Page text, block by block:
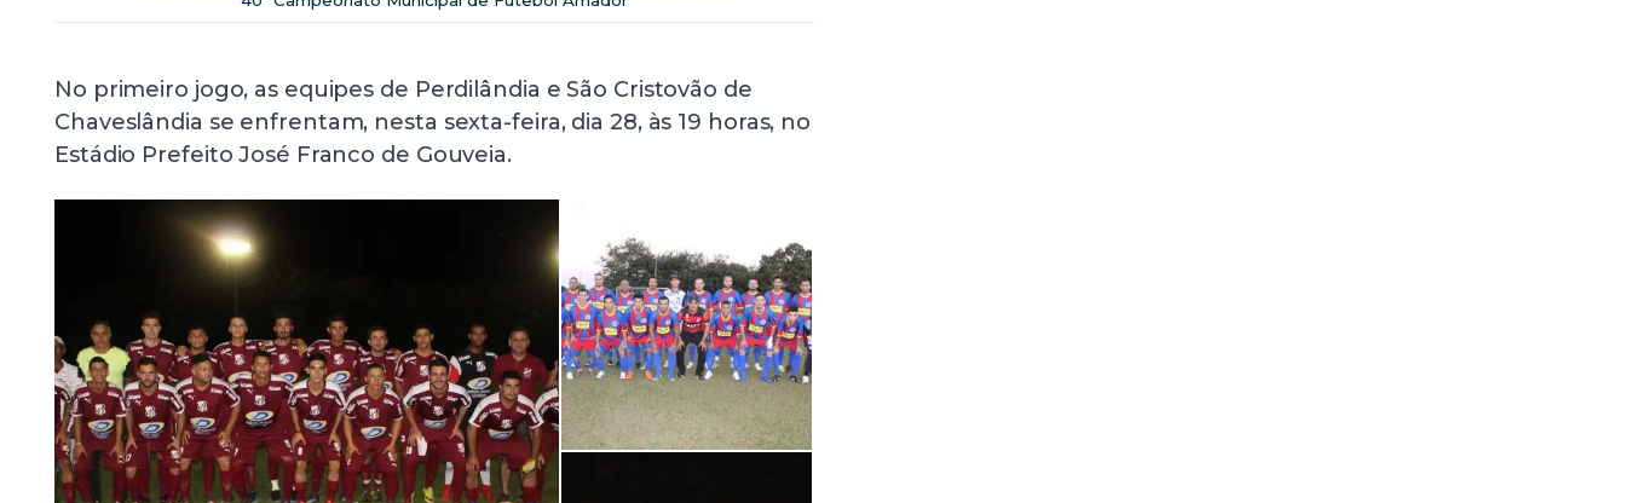
No primeiro jogo, as equipes de Perdilândia e São Cristovão de
Chaveslândia se enfrentam, nesta sexta-feira, dia 28, às 19 horas, no
Estádio Prefeito José Franco de Gouveia.